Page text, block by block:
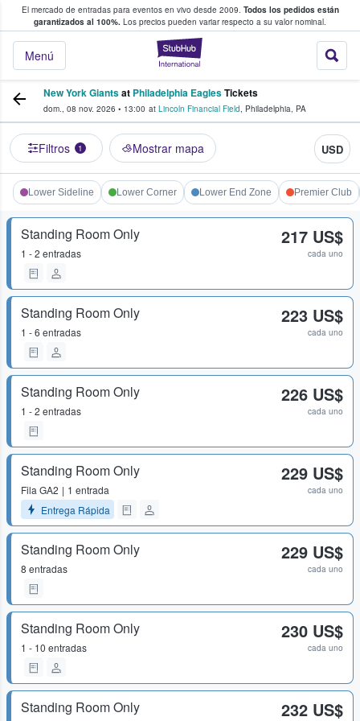
El mercado de entradas para eventos en vivo desde 2009. Todos los pedidos están
garantizados al 100%. Los precios pueden variar respecto a su valor nominal.
StubHub:
Menú
y venta de entradas entre fans
New York Giantsat Philadelphia EaglesTickets
dom., 08 nov. 2026 • 13:00 at Lincoln Financial Field, Philadelphia, PA
Filtros 1 Mostrar mapa USD
Lower Sideline Lower Corner Lower End Zone Premier Club
Standing Room Only
1 - 2 entradas
217 US$
cada uno
Standing Room Only
1 - 6 entradas
223 US$
cada uno
Standing Room Only
1 - 2 entradas
226 US$
cada uno
Standing Room Only
Fila GA2
1 entrada
Entrega Rápida
229 US$
cada uno
Standing Room Only
8 entradas
229 US$
cada uno
Standing Room Only
1 - 10 entradas
230 US$
cada uno
Standing Room Only 232 US$